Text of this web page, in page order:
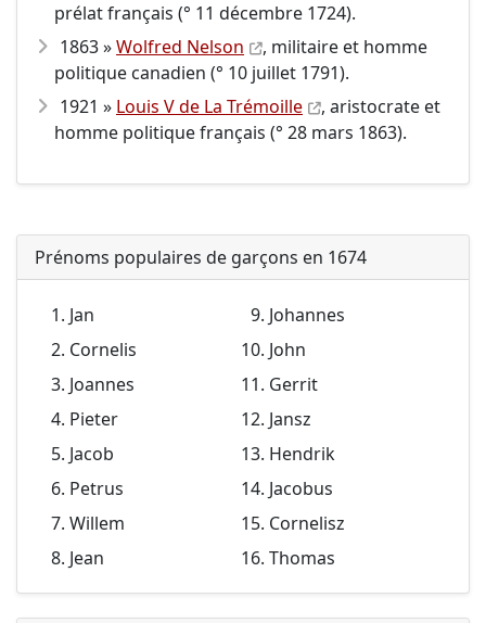
prélat français (° 11 décembre 1724).
1863 »Wolfred Nelson
, militaire et homme
politique canadien (° 10 juillet 1791).
1921 » Louis V de La Trémoille
, aristocrate et
homme politique français (° 28 mars 1863).
Prénoms populaires de garçons en 1674
Jan
Cornelis
Joannes
Pieter
Jacob
Petrus
Willem
Jean
Johannes
John
Gerrit
Jansz
Hendrik
Jacobus
Cornelisz
Thomas